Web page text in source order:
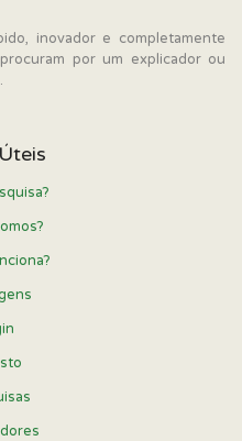
inovador e completamente
por um explicador ou